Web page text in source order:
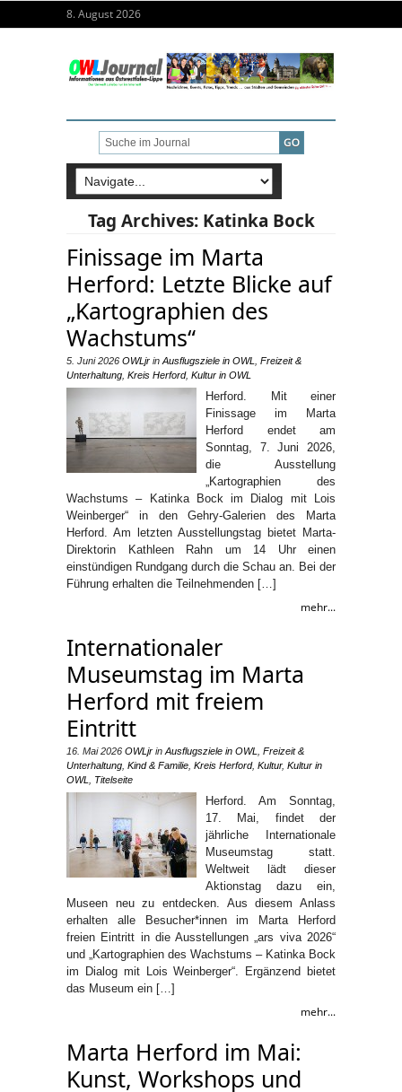
8. August 2026
Tag Archives: Katinka Bock
Finissage im Marta
Herford: Letzte Blicke auf
„Kartographien des
Wachstums“
5. Juni 2026 OWLjr in Ausflugsziele in OWL
Freizeit &
Unterhaltung Kreis Herford, Kultur in OWL
Herford. Mit einer
Finissage im Marta
Herford endet am
Sonntag, 7. Juni 2026,
die Ausstellung
„Kartographien des
Wachstums – Katinka Bock im Dialog mit Lois
Weinberger“ in den Gehry-Galerien des Marta
Herford. Am letzten Ausstellungstag bietet Marta-
Direktorin Kathleen Rahn um 14 Uhr einen
einstündigen Rundgang durch die Schau an. Bei der
Führung erhalten die Teilnehmenden […]
mehr...
Internationaler
Museumstag im Marta
Herford mit freiem
Eintritt
16. Mai 2026 OWLjr in Ausflugsziele in OWL
Freizeit &
Unterhaltung Kind & Familie Kreis Herford, Kultur, Kultur in
OWL
Titelseite
Herford. Am Sonntag,
17. Mai, findet der
jährliche Internationale
Museumstag statt.
Weltweit lädt dieser
Aktionstag dazu ein,
Museen neu zu entdecken. Aus diesem Anlass
erhalten alle Besucher*innen im Marta Herford
freien Eintritt in die Ausstellungen „ars viva 2026“
und „Kartographien des Wachstums – Katinka Bock
im Dialog mit Lois Weinberger“. Ergänzend bietet
das Museum ein […]
mehr...
Marta Herford im Mai:
Kunst, Workshops und